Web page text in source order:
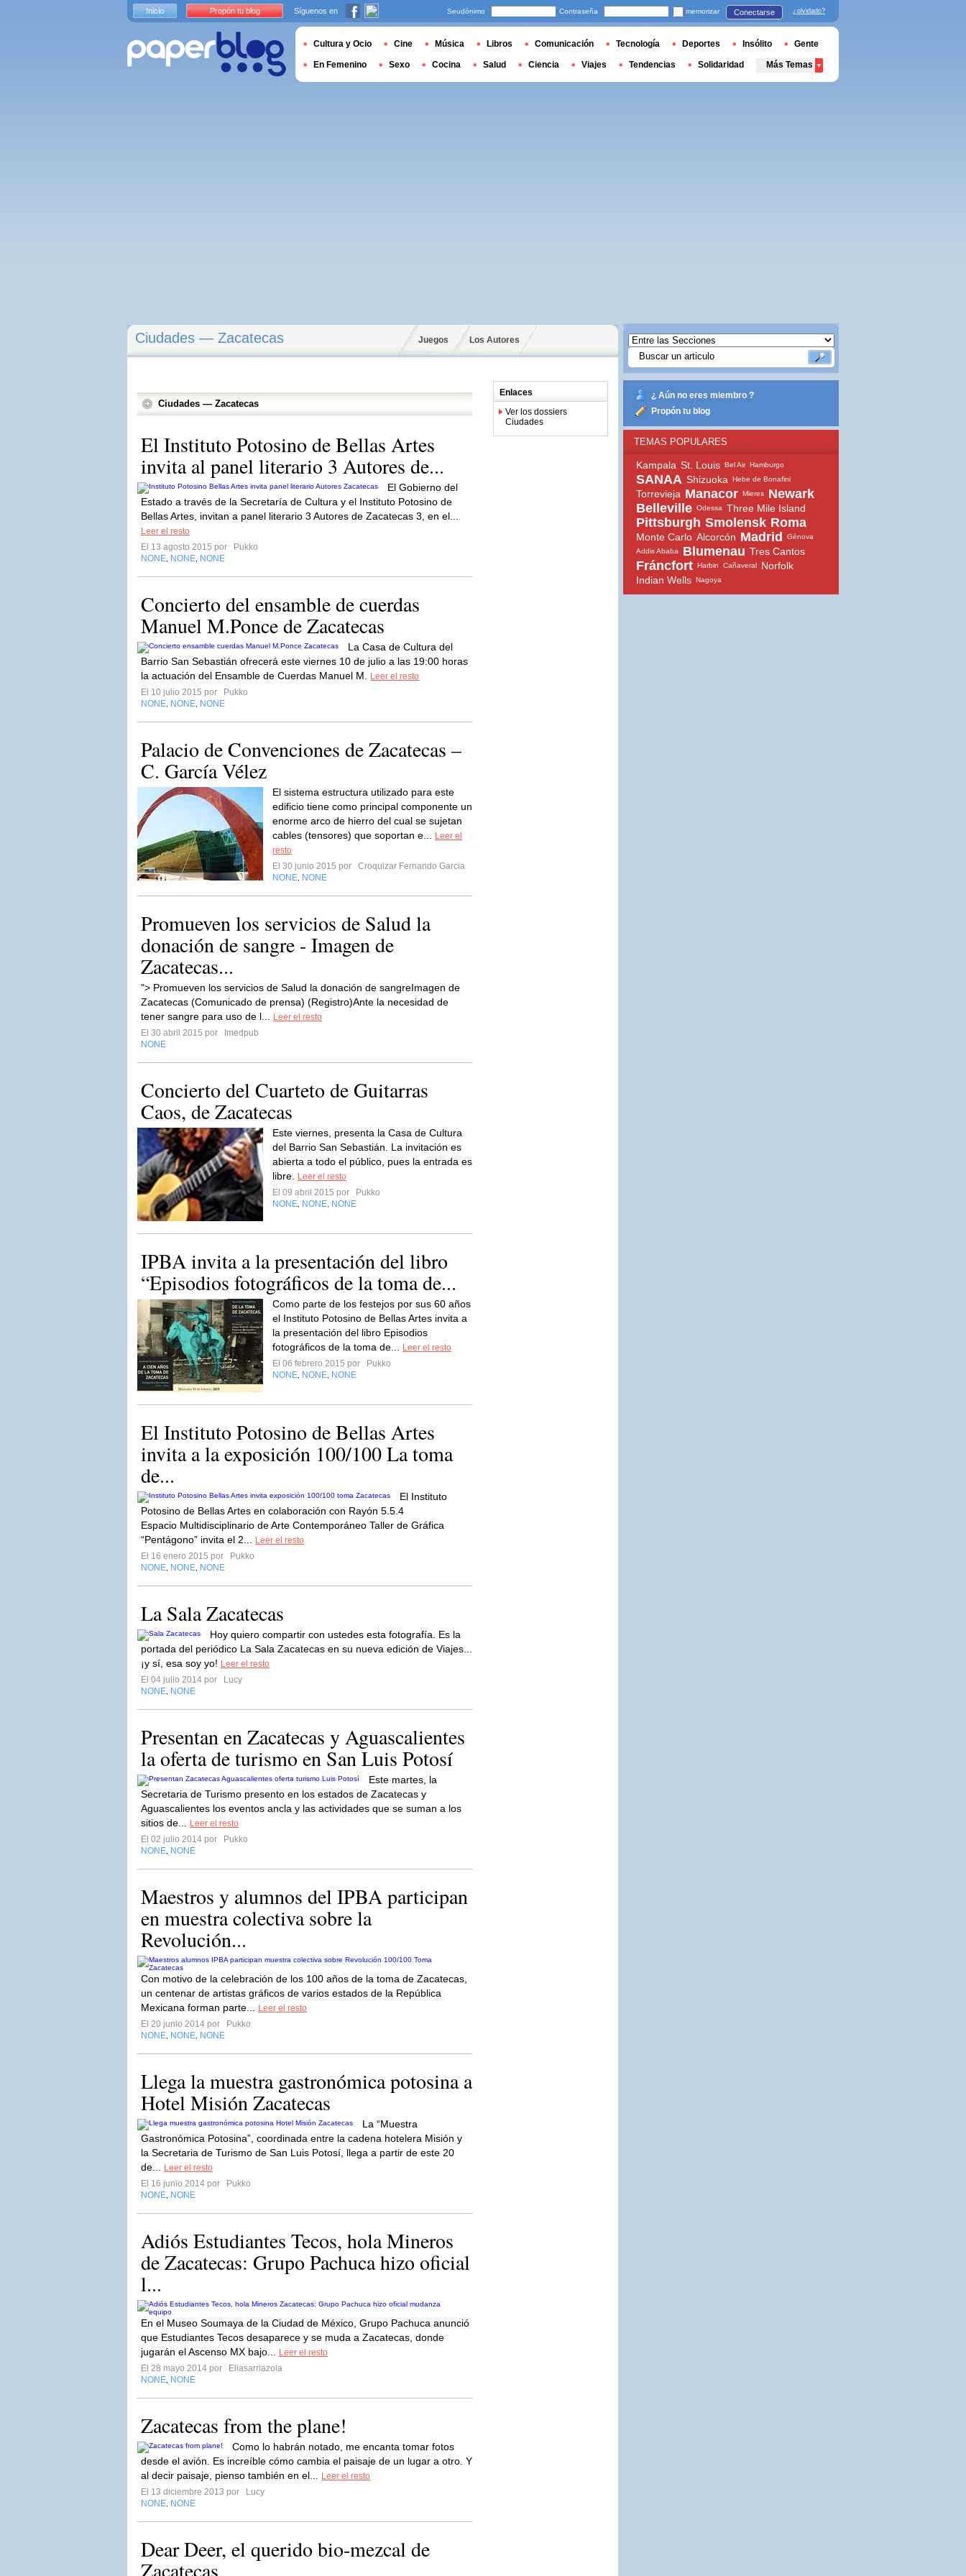
Ciudades — Zacatecas Juegos Los Autores
Ciudades — Zacatecas
El Instituto Potosino de Bellas Artes
invita al panel literario 3 Autores de...
El Gobierno del
Estado a través de la Secretaría de Cultura y el Instituto Potosino de
Bellas Artes, invitan a panel literario 3 Autores de Zacatecas 3, en el...
Leer el resto
El 13 agosto 2015 por
Pukko
NONE NONE NONE
Concierto del ensamble de cuerdas
Manuel M.Ponce de Zacatecas
La Casa de Cultura del
Barrio San Sebastián ofrecerá este viernes 10 de julio a las 19:00 horas
la actuación del Ensamble de Cuerdas Manuel M.
Leer el resto
El 10 julio 2015 por
Pukko
NONE NONE NONE
Palacio de Convenciones de Zacatecas –
C. García Vélez
El sistema estructura utilizado para este
edificio tiene como principal componente un
enorme arco de hierro del cual se sujetan
cables (tensores) que soportan e...
Leer el
resto
El 30 junio 2015 por
Croquizar Fernando Garcia
NONE NONE
Promueven los servicios de Salud la
donación de sangre - Imagen de
Zacatecas...
"> Promueven los servicios de Salud la donación de sangreImagen de
Zacatecas (Comunicado de prensa) (Registro)Ante la necesidad de
tener sangre para uso de l...
Leer el resto
El 30 abril 2015 por
Imedpub
NONE
Concierto del Cuarteto de Guitarras
Caos, de Zacatecas
Este viernes, presenta la Casa de Cultura
del Barrio San Sebastián. La invitación es
abierta a todo el público, pues la entrada es
libre.
Leer el resto
El 09 abril 2015 por
Pukko
NONE NONE NONE
IPBA invita a la presentación del libro
“Episodios fotográficos de la toma de...
Como parte de los festejos por sus 60 años
el Instituto Potosino de Bellas Artes invita a
la presentación del libro Episodios
fotográficos de la toma de...
Leer el resto
El 06 febrero 2015 por
Pukko
NONE NONE NONE
El Instituto Potosino de Bellas Artes
invita a la exposición 100/100 La toma
de...
El Instituto
Potosino de Bellas Artes en colaboración con Rayón 5.5.4
Espacio Multidisciplinario de Arte Contemporáneo Taller de Gráfica
“Pentágono” invita el 2...
Leer el resto
El 16 enero 2015 por
Pukko
NONE NONE NONE
La Sala Zacatecas
Hoy quiero compartir con ustedes esta fotografía. Es la
portada del periódico La Sala Zacatecas en su nueva edición de Viajes...
¡y sí, esa soy yo! Leer el resto
El 04 julio 2014 por
Lucy
NONE NONE
Presentan en Zacatecas y Aguascalientes
la oferta de turismo en San Luis Potosí
Este martes, la
Secretaria de Turismo presento en los estados de Zacatecas y
Aguascalientes los eventos ancla y las actividades que se suman a los
sitios de...
Leer el resto
El 02 julio 2014 por
Pukko
NONE NONE
Maestros y alumnos del IPBA participan
en muestra colectiva sobre la
Revolución...
Con motivo de la celebración de los 100 años de la toma de Zacatecas,
un centenar de artistas gráficos de varios estados de la República
Mexicana forman parte...
Leer el resto
El 20 junio 2014 por
Pukko
NONE NONE NONE
Llega la muestra gastronómica potosina a
Hotel Misión Zacatecas
La “Muestra
Gastronómica Potosina”, coordinada entre la cadena hotelera Misión y
la Secretaria de Turismo de San Luis Potosí, llega a partir de este 20
de...
Leer el resto
El 16 junio 2014 por
Pukko
NONE NONE
Adiós Estudiantes Tecos, hola Mineros
de Zacatecas: Grupo Pachuca hizo oficial
l...
En el Museo Soumaya de la Ciudad de México, Grupo Pachuca anunció
que Estudiantes Tecos desaparece y se muda a Zacatecas, donde
jugarán el Ascenso MX bajo...
Leer el resto
El 28 mayo 2014 por
Eliasarriazola
NONE NONE
Zacatecas from the plane!
Como lo habrán notado, me encanta tomar fotos
desde el avión. Es increíble cómo cambia el paisaje de un lugar a otro. Y
al decir paisaje, pienso también en el...
Leer el resto
El 13 diciembre 2013 por
Lucy
NONE NONE
Dear Deer, el querido bio-mezcal de
Zacatecas
Enlaces
Ver los dossiers
Ciudades
¿ Aún no eres miembro ?
Propón tu blog
TEMAS POPULARES
Kampala St. Louis Bel Air Hamburgo
SANAA Shizuoka Hebe de Bonafini
Torrevieja Manacor Mieres
Newark
Belleville Odessa Three Mile Island
Pittsburgh Smolensk Roma
Monte Carlo Alcorcón Madrid
Génova
Addis Ababa
Blumenau Tres Cantos
Fráncfort Harbin Cañaveral
Norfolk
Indian Wells Nagoya
Inicio Propón tu blog Síguenos en Seudónimo Contraseña memorizar Conectarse ¿olvidado?
Cultura y Ocio Cine Música Libros Comunicación Tecnología Deportes Insólito Gente
En Femenino Sexo Cocina Salud Ciencia Viajes Tendencias Solidaridad Más Temas